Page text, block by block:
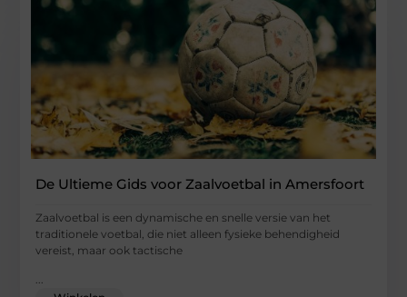
De Ultieme Gids voor Zaalvoetbal in Amersfoort
Zaalvoetbal is een dynamische en snelle versie van het
traditionele voetbal, die niet alleen fysieke behendigheid
vereist, maar ook tactische
...